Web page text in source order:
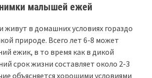
малышей ежей
живут в домашних условиях гораздо
природе. Всего лет 6-8 может
ежик, в то время как в дикой
срок жизни составляет около 2-3
объясняется хорошими условиями